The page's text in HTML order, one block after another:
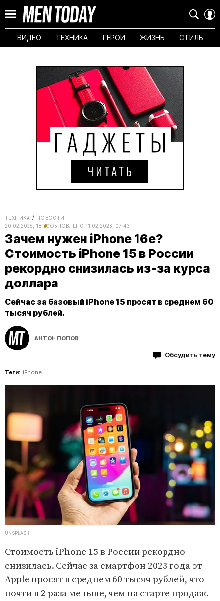
ВИДЕО ТЕХНИКА ГЕРОИ ЖИЗНЬ СТИЛЬ
ТЕХНИКА
НОВОСТИ
20.02.2025, 18:20ОБНОВЛЕНО 11.02.2026, 07:43
Зачем нужен iPhone 16e?
Стоимость iPhone 15 в России
рекордно снизилась из-за курса
доллара
Сейчас за базовый iPhone 15 просят в среднем 60
тысяч рублей.
АНТОН ПОПОВ
Обсудить тему
Теги: iPhone
UNSPLASH
Стоимость iPhone 15 в России рекордно
снизилась. Сейчас за смартфон 2023 года от
Apple просят в среднем 60 тысяч рублей, что
почти в 2 раза меньше, чем на старте продаж.